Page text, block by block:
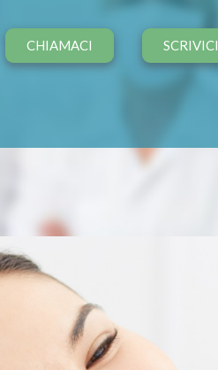
CHIAMACI SCRIVICI